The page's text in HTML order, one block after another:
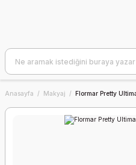
Anasayfa Makyaj Flormar Pretty